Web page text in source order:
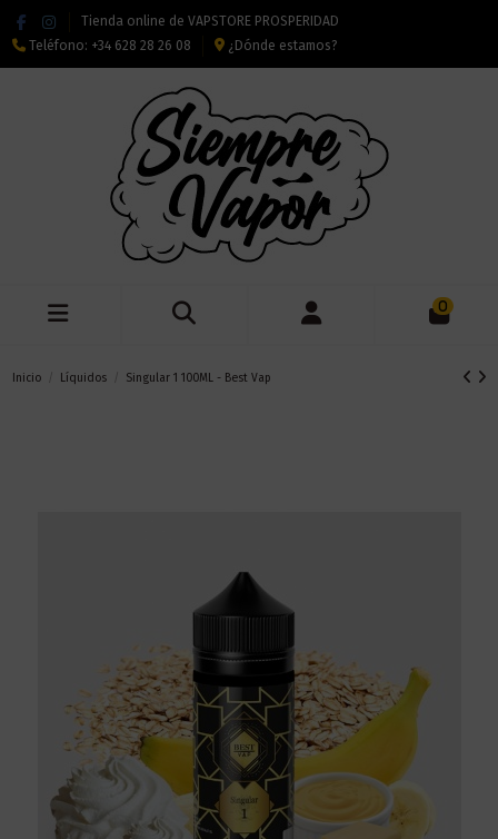
Tienda online de VAPSTORE PROSPERIDAD
Teléfono: +34 628 28 26 08 ¿Dónde estamos?
0
Inicio Líquidos Singular 1 100ML - Best Vap